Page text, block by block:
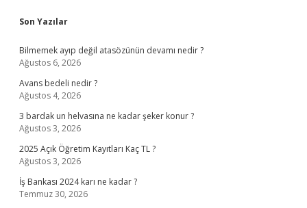
Sidebar
Son Yazılar
Bilmemek ayıp değil atasözünün devamı nedir ?
Ağustos 6, 2026
Avans bedeli nedir ?
Ağustos 4, 2026
3 bardak un helvasına ne kadar şeker konur ?
Ağustos 3, 2026
2025 Açık Öğretim Kayıtları Kaç TL ?
Ağustos 3, 2026
İş Bankası 2024 karı ne kadar ?
Temmuz 30, 2026